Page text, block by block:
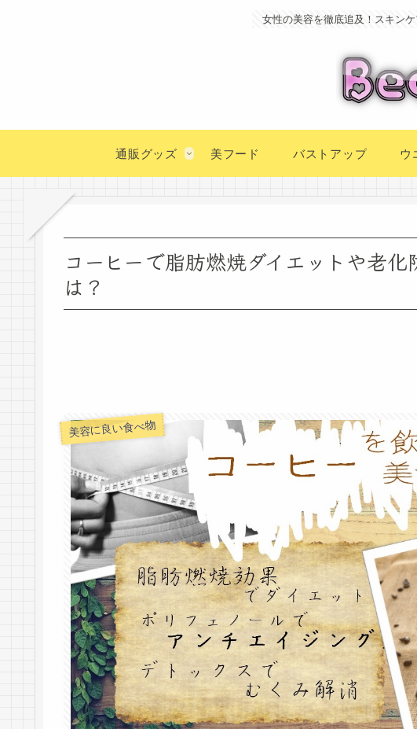
女性の美容を徹底追及！スキン
通販グッズ 美フード バストアップ ウ
コーヒーで脂肪燃焼ダイエットや老
は？
美容に良い食べ物